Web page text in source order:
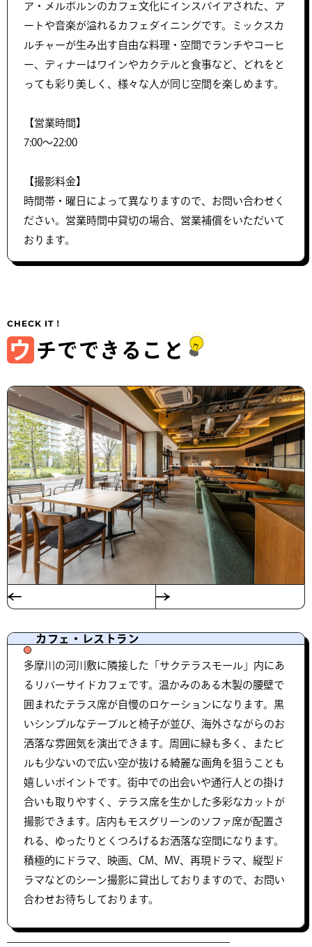
ア・メルボルンのカフェ文化にインスパイアされた、ア
ートや音楽が溢れるカフェダイニングです。ミックスカ
ルチャーが生み出す自由な料理・空間でランチやコーヒ
ー、ディナーはワインやカクテルと食事など、どれをと
っても彩り美しく、様々な人が同じ空間を楽しめます。
【営業時間】
7:00〜22:00
【撮影料金】
時間帯・曜日によって異なりますので、お問い合わせく
ださい。営業時間中貸切の場合、営業補償をいただいて
おります。
ウ チでできること
カフェ・レストラン
多摩川の河川敷に隣接した「サクテラスモール」内にあ
るリバーサイドカフェです。温かみのある木製の腰壁で
囲まれたテラス席が自慢のロケーションになります。黒
いシンプルなテーブルと椅子が並び、海外さながらのお
洒落な雰囲気を演出できます。周囲に緑も多く、またビ
ルも少ないので広い空が抜ける綺麗な画角を狙うことも
嬉しいポイントです。街中での出会いや通行人との掛け
合いも取りやすく、テラス席を生かした多彩なカットが
撮影できます。店内もモスグリーンのソファ席が配置さ
れる、ゆったりとくつろげるお洒落な空間になります。
積極的にドラマ、映画、CM、MV、再現ドラマ、縦型ド
ラマなどのシーン撮影に貸出しておりますので、お問い
合わせお待ちしております。